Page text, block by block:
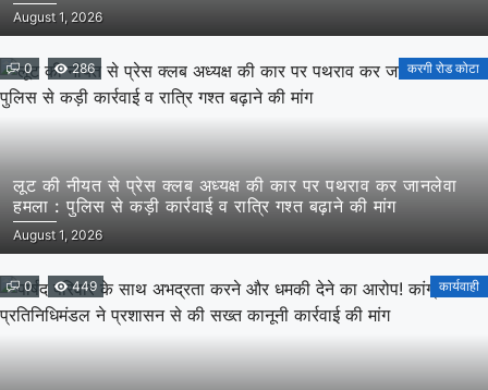
August 1, 2026
0 286 करगी रोड कोटा
लूट की नीयत से प्रेस क्लब अध्यक्ष की कार पर पथराव कर जानलेवा
हमला : पुलिस से कड़ी कार्रवाई व रात्रि गश्त बढ़ाने की मांग
August 1, 2026
0 449 कार्यवाही